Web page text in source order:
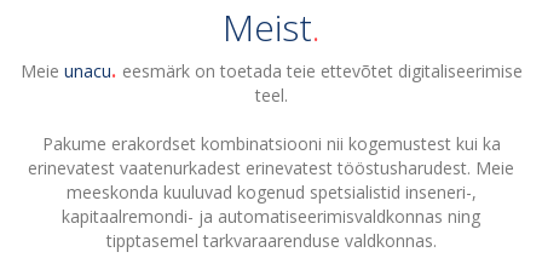
Meist
Meie unacu eesmärk on toetada teie ettevõtet digitaliseerimise
teel.
Pakume erakordset kombinatsiooni nii kogemustest kui ka
erinevatest vaatenurkadest erinevatest tööstusharudest. Meie
meeskonda kuuluvad kogenud spetsialistid inseneri-,
kapitaalremondi- ja automatiseerimisvaldkonnas ning
tipptasemel tarkvaraarenduse valdkonnas.